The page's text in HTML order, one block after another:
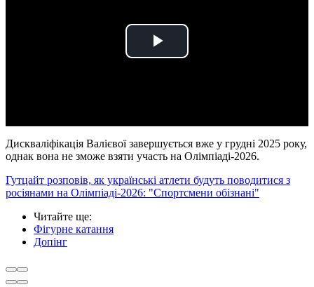
Play
Дискваліфікація Валієвої завершується вже у грудні 2025 року,
однак вона не зможе взяти участь на Олімпіаді-2026.
Гутцайт розповів, як українські атлети будуть поводитися з
росіянами на Олімпіаді-2026: "Спортсмени обізнані"
Читайте ще:
Фігурне катання
Допінг